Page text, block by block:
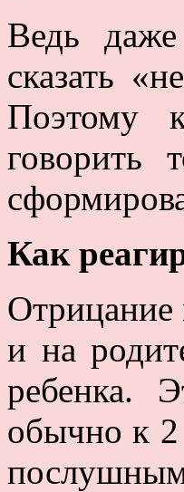
Ведь
сказать
Поэтому
говорить
Как
Отрицание
и на
ребенка.
обычно к 2